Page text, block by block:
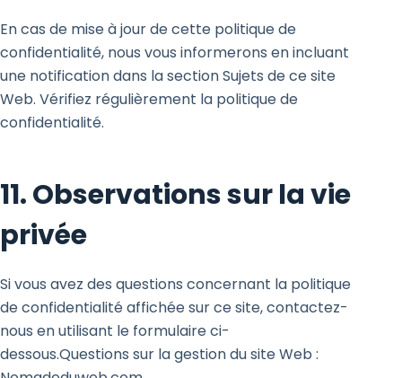
En cas de mise à jour de cette politique de
confidentialité, nous vous informerons en incluant
une notification dans la section Sujets de ce site
Web. Vérifiez régulièrement la politique de
confidentialité.
11. Observations sur la vie
privée
Si vous avez des questions concernant la politique
de confidentialité affichée sur ce site, contactez-
nous en utilisant le formulaire ci-
dessous.Questions sur la gestion du site Web :